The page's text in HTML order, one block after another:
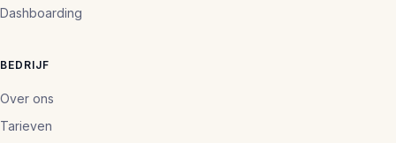
Dashboarding
BEDRIJF
Over ons
Tarieven